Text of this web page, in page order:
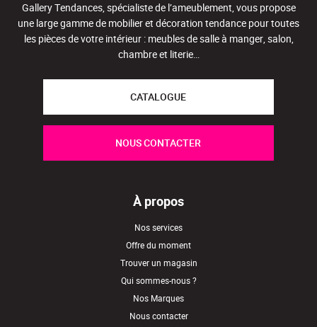
Gallery Tendances, spécialiste de l’ameublement, vous propose
une large gamme de mobilier et décoration tendance pour toutes
les pièces de votre intérieur : meubles de salle à manger, salon,
chambre et literie…
CATALOGUE
NOUS CONTACTER
À propos
Nos services
Offre du moment
Trouver un magasin
Qui sommes-nous ?
Nos Marques
Nous contacter